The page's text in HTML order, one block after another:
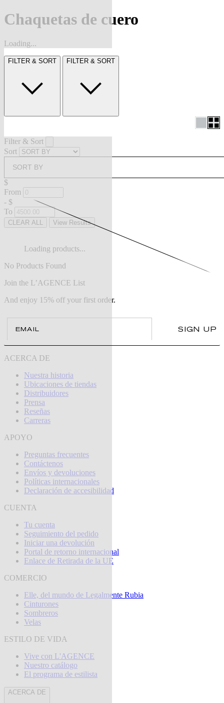
Chaquetas de cuero
Loading...
FILTER & SORT FILTER & SORT
Filter & Sort
Sort
SORT BY
$
From
- $
To
CLEAR ALL View Results
Loading products...
No Products Found
Join the L’AGENCE List
And enjoy 15% off your first order.
SIGN UP
ACERCA DE
Nuestra historia
Ubicaciones de tiendas
Distribuidores
Prensa
Reseñas
Carreras
APOYO
Preguntas frecuentes
Contáctenos
Envíos y devoluciones
Políticas internacionales
Declaración de accesibilidad
CUENTA
Tu cuenta
Seguimiento del pedido
Iniciar una devolución
Portal de retorno internacional
Enlace de Retirada de la UE
COMERCIO
Elle, del mundo de Legalmente Rubia
Cinturones
Sombreros
Velas
ESTILO DE VIDA
Vive con L'AGENCE
Nuestro catálogo
El programa de estilista
ACERCA DE